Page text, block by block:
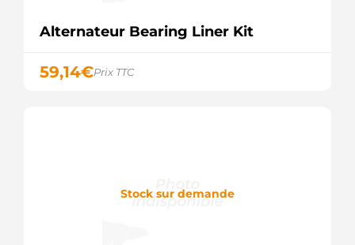
Alternateur Bearing Liner Kit
59,14€Prix TTC
Stock sur demande